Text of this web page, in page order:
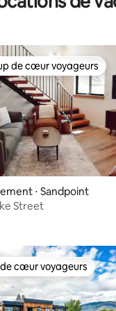
la base de 72
de cœur voyageurs les
de cœur voyageurs
⋅ Sandpoint
Street
cœur voyageurs
cœur voyageurs